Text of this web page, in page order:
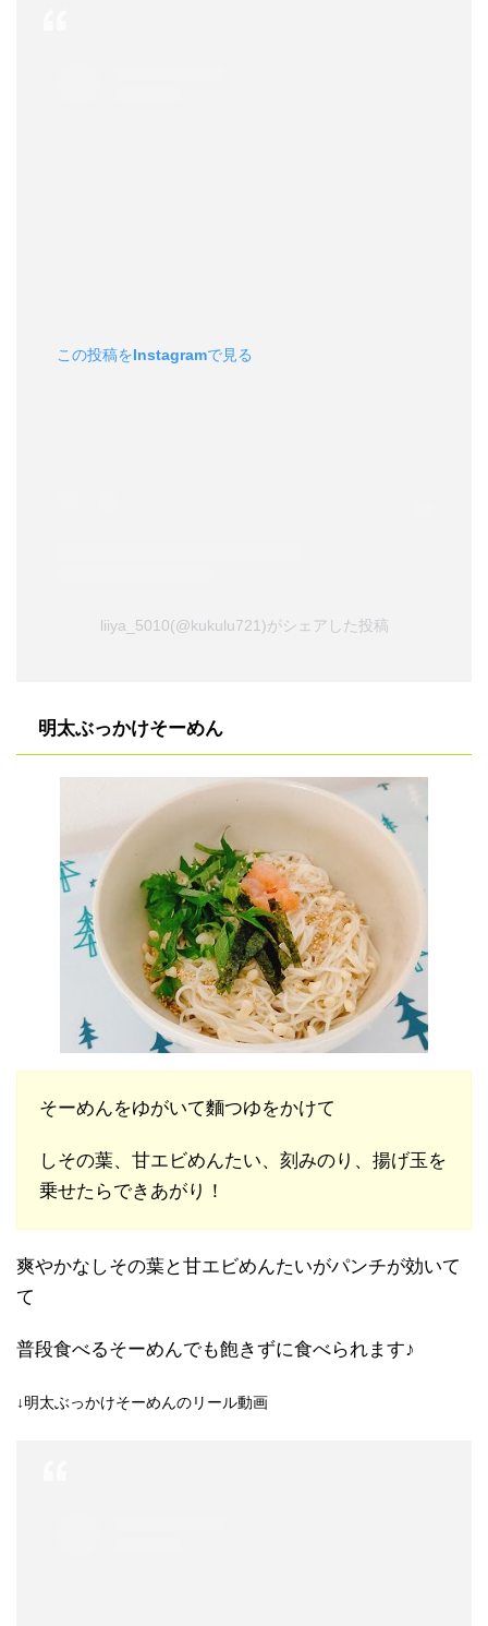
この投稿をInstagramで見る
liiya_5010(@kukulu721)がシェアした投稿
明太ぶっかけそーめん
そーめんをゆがいて麵つゆをかけて
しその葉、甘エビめんたい、刻みのり、揚げ玉を
乗せたらできあがり！
爽やかなしその葉と甘エビめんたいがパンチが効いて
て
普段食べるそーめんでも飽きずに食べられます♪
↓明太ぶっかけそーめんのリール動画